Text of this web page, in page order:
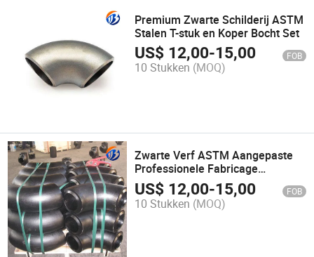
Premium Zwarte Schilderij ASTM
Stalen T-stuk en Koper Bocht Set
US$ 12,00-15,00 FOB
10 Stukken (MOQ)
Zwarte Verf ASTM Aangepaste
Professionele Fabricage
Pijpfittingen Bochten by-F001
US$ 12,00-15,00 FOB
10 Stukken (MOQ)